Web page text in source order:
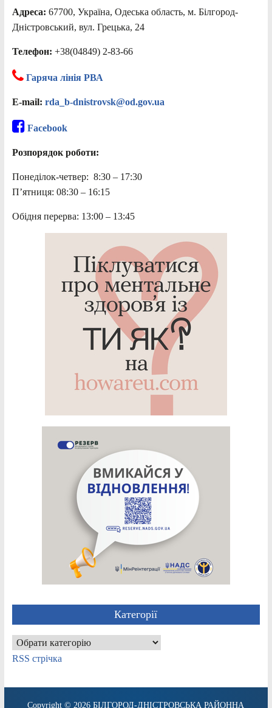
Адреса: 67700, Україна, Одеська область, м. Білгород-
Дністровський, вул. Грецька, 24
Телефон: +38(04849) 2-83-66
Гаряча лінія РВА
E-mail: rda_b-dnistrovsk@od.gov.ua
Facebook
Розпорядок роботи:
Понеділок-четвер: 8:30 – 17:30
П’ятниця: 08:30 – 16:15
Обідня перерва: 13:00 – 13:45
Категорії
Категорії
RSS стрічка
Copyright © 2026БІЛГОРОД-ДНІСТРОВСЬКА РАЙОННА